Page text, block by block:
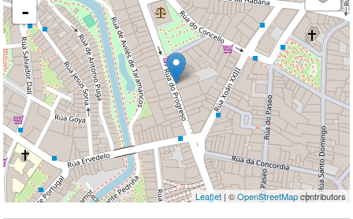
-
Leaflet| ©OpenStreetMapcontributors